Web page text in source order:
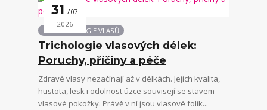
31 07
2026
TRICHOLOLOGIE VLASŮ
Trichologie vlasových délek:
Poruchy, příčiny a péče
Zdravé vlasy nezačínají až v délkách. Jejich kvalita,
hustota, lesk i odolnost úzce souvisejí se stavem
vlasové pokožky. Právě v ní jsou vlasové folik...